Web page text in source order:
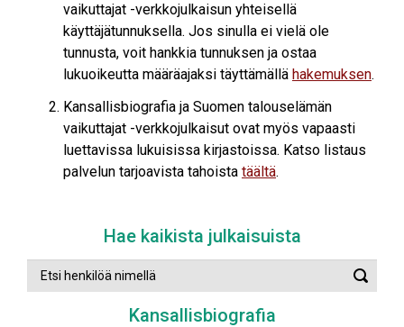
vaikuttajat -verkkojulkaisun yhteisellä
käyttäjätunnuksella. Jos sinulla ei vielä ole
tunnusta, voit hankkia tunnuksen ja ostaa
lukuoikeutta määräajaksi täyttämällä hakemuksen.
Kansallisbiografia ja Suomen talouselämän
vaikuttajat -verkkojulkaisut ovat myös vapaasti
luettavissa lukuisissa kirjastoissa. Katso listaus
palvelun tarjoavista tahoista täältä.
Hae kaikista julkaisuista
Etsi
henkilöä
haku
Kansallisbiografia